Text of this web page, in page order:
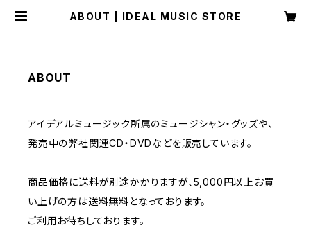
ABOUT | IDEAL MUSIC STORE
ABOUT
アイデアルミュージック所属のミュージシャン・グッズや、
発売中の弊社関連CD・DVDなどを販売しています。
商品価格に送料が別途かかりますが、5,000円以上お買
い上げの方は送料無料となっております。
ご利用お待ちしております。